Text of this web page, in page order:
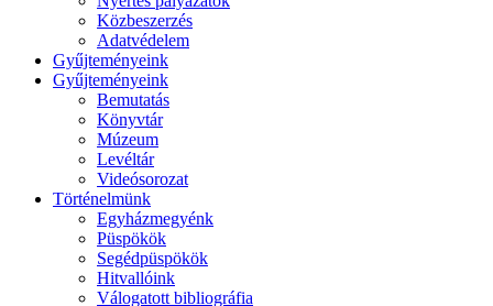
Közbeszerzés
Adatvédelem
Gyűjteményeink
Gyűjteményeink
Bemutatás
Könyvtár
Múzeum
Levéltár
Videósorozat
Történelmünk
Egyházmegyénk
Püspökök
Segédpüspökök
Hitvallóink
Válogatott bibliográfia